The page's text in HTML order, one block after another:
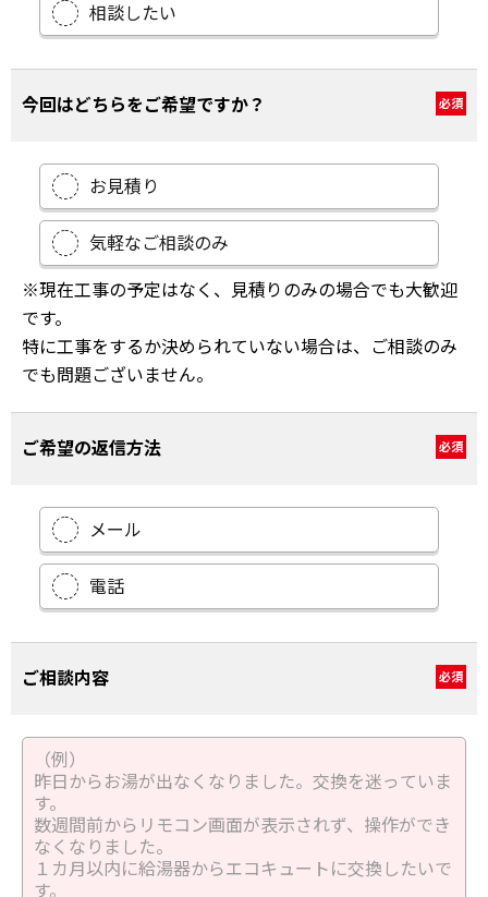
相談したい
今回はどちらをご希望ですか？ 必須
お見積り
気軽なご相談のみ
※現在工事の予定はなく、見積りのみの場合でも大歓迎
です。
特に工事をするか決められていない場合は、ご相談のみ
でも問題ございません。
ご希望の返信方法 必須
メール
電話
ご相談内容 必須